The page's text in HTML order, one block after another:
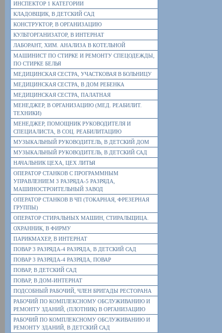
ИНСПЕКТОР 1 КАТЕГОРИИ
КЛАДОВЩИК, В ДЕТСКИЙ САД
КОНСТРУКТОР, В ОРГАНИЗАЦИЮ
КУЛЬТОРГАНИЗАТОР, В ИНТЕРНАТ
ЛАБОРАНТ, ХИМ. АНАЛИЗА В КОТЕЛЬНОЙ
МАШИНИСТ ПО СТИРКЕ И РЕМОНТУ СПЕЦОДЕЖДЫ,
ПО СТИРКЕ БЕЛЬЯ
МЕДИЦИНСКАЯ СЕСТРА, УЧАСТКОВАЯ В БОЛЬНИЦУ
МЕДИЦИНСКАЯ СЕСТРА, В ДОМ РЕБЕНКА
МЕДИЦИНСКАЯ СЕСТРА, ПАЛАТНАЯ
МЕНЕДЖЕР, В ОРГАНИЗАЦИЮ (МЕД. РЕАБИЛИТ.
ТЕХНИКИ)
МЕНЕДЖЕР, ПОМОЩНИК РУКОВОДИТЕЛЯ И
СПЕЦИАЛИСТА, В СОЦ. РЕАБИЛИТАЦИЮ
МУЗЫКАЛЬНЫЙ РУКОВОДИТЕЛЬ, В ДЕТСКИЙ ДОМ
МУЗЫКАЛЬНЫЙ РУКОВОДИТЕЛЬ, В ДЕТСКИЙ САД
НАЧАЛЬНИК ЦЕХА, ЦЕХ ЛИТЬЯ
ОПЕРАТОР СТАНКОВ С ПРОГРАММНЫМ
УПРАВЛЕНИЕМ 3 РАЗРЯДА-5 РАЗРЯДА,
МАШИНОСТРОИТЕЛЬНЫЙ ЗАВОД
ОПЕРАТОР СТАНКОВ В ЧП (ТОКАРНАЯ, ФРЕЗЕРНАЯ
ГРУППЫ)
ОПЕРАТОР СТИРАЛЬНЫХ МАШИН, СТИРАЛЬЩИЦА.
ОХРАННИК, В ФИРМУ
ПАРИКМАХЕР, В ИНТЕРНАТ
ПОВАР 3 РАЗРЯДА-4 РАЗРЯДА, В ДЕТСКИЙ САД
ПОВАР 3 РАЗРЯДА-4 РАЗРЯДА, ПОВАР
ПОВАР, В ДЕТСКИЙ САД
ПОВАР, В ДОМ-ИНТЕРНАТ
ПОДСОБНЫЙ РАБОЧИЙ, ЧЛЕН БРИГАДЫ РЕСТОРАНА
РАБОЧИЙ ПО КОМПЛЕКСНОМУ ОБСЛУЖИВАНИЮ И
РЕМОНТУ ЗДАНИЙ, (ПЛОТНИК) В ОРГАНИЗАЦИЮ
РАБОЧИЙ ПО КОМПЛЕКСНОМУ ОБСЛУЖИВАНИЮ И
РЕМОНТУ ЗДАНИЙ, В ДЕТСКИЙ САД